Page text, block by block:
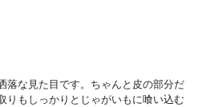
落な見た目です。ちゃんと皮の部分だ
りもしっかりとじゃがいもに喰い込む